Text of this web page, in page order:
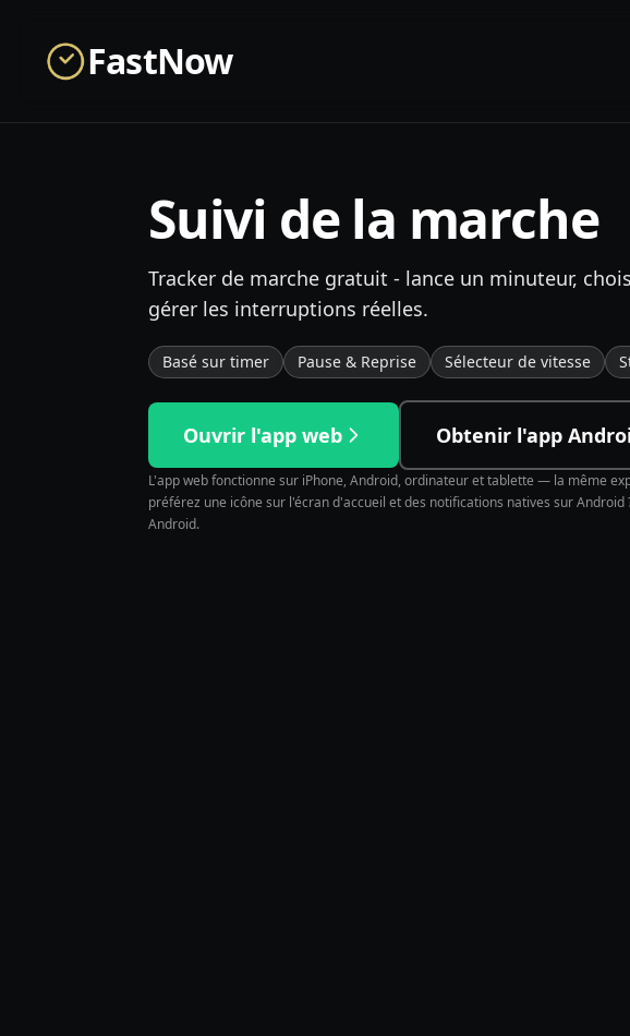
FastNow
Suivi de la marche
Tracker de marche gratuit - lance un minuteur,
gérer les interruptions réelles.
Basé sur timer Pause & Reprise Sélecteur de vitesse
Ouvrir l'app web Obtenir l'app
L'app web fonctionne sur iPhone, Android, ordinateur et tablette — la même
préférez une icône sur l'écran d'accueil et des notifications natives sur Android
Android.